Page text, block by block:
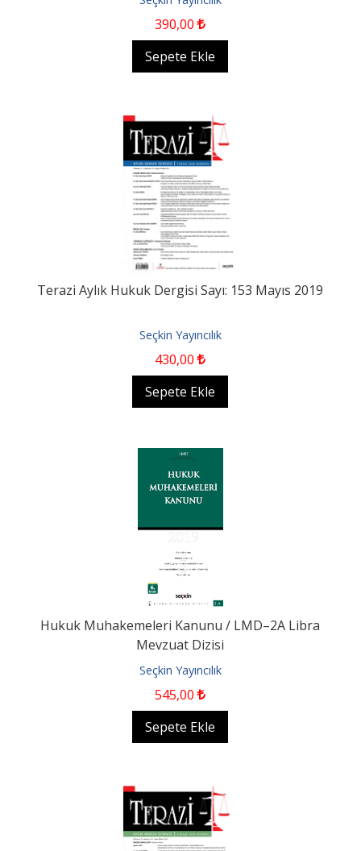
390,00
Sepete Ekle
Terazi Aylık Hukuk Dergisi Sayı: 153 Mayıs 2019
Seçkin Yayıncılık
430,00
Sepete Ekle
Hukuk Muhakemeleri Kanunu / LMD–2A Libra
Mevzuat Dizisi
Seçkin Yayıncılık
545,00
Sepete Ekle